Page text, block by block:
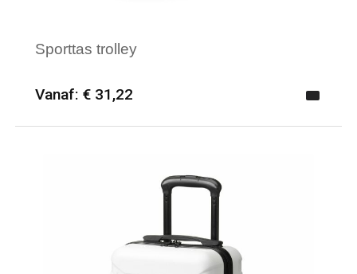
Sporttas trolley
Vanaf: € 31,22
Minimale afname: 6